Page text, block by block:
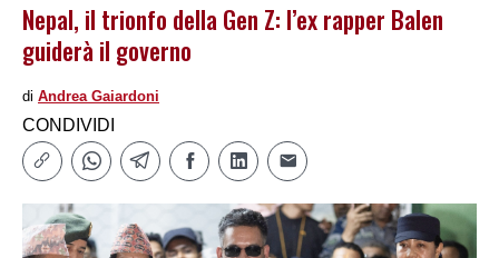
Nepal, il trionfo della Gen Z: l’ex rapper Balen
guiderà il governo
di Andrea Gaiardoni
CONDIVIDI